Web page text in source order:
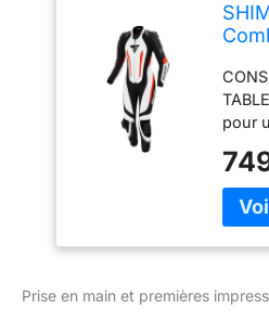
pour
avec
Prise en main et premières